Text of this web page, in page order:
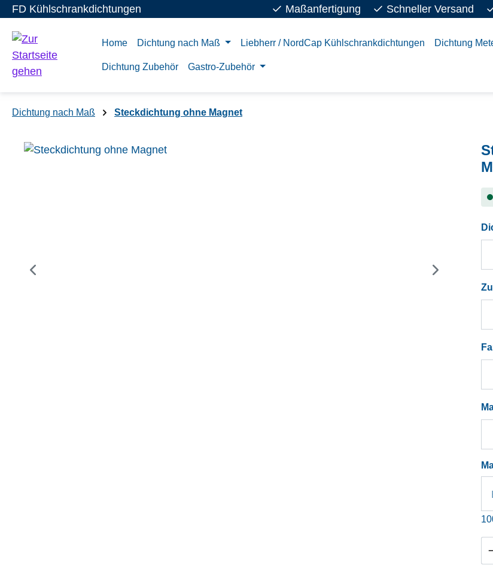
Hauptinhalt springen
Zur Suche springen
Zur Hauptnavigation springen
FD Kühlschrankdichtungen Maßanfertigung Schneller Versand
Home Dichtung nach Maß Liebherr / NordCap Kühlschrankdichtungen Dichtung
Dichtung Zubehör Gastro-Zubehör
Dichtung nach Maß Steckdichtung ohne Magnet
Bildergalerie überspringen